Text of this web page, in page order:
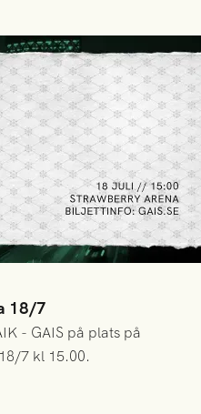
18/7
- GAIS på plats på
7 kl 15.00.